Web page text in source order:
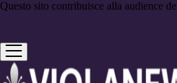
Questo sito contribuisce alla audience de